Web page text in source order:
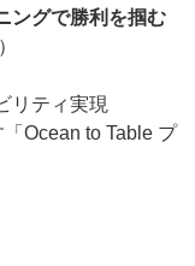
ングで勝利を掴む
リティ実現
Ocean to Table プ